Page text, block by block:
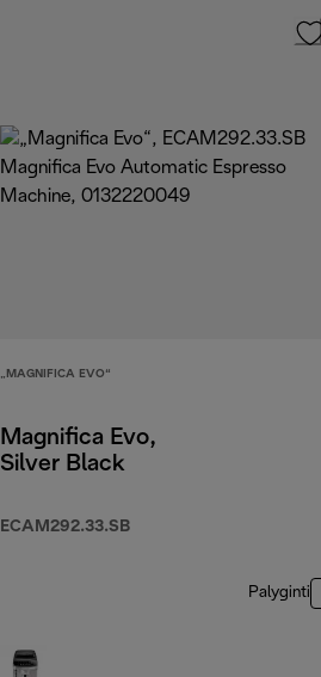
„MAGNIFICA EVO“
Magnifica Evo,
Silver Black
ECAM292.33.SB
Palyginti